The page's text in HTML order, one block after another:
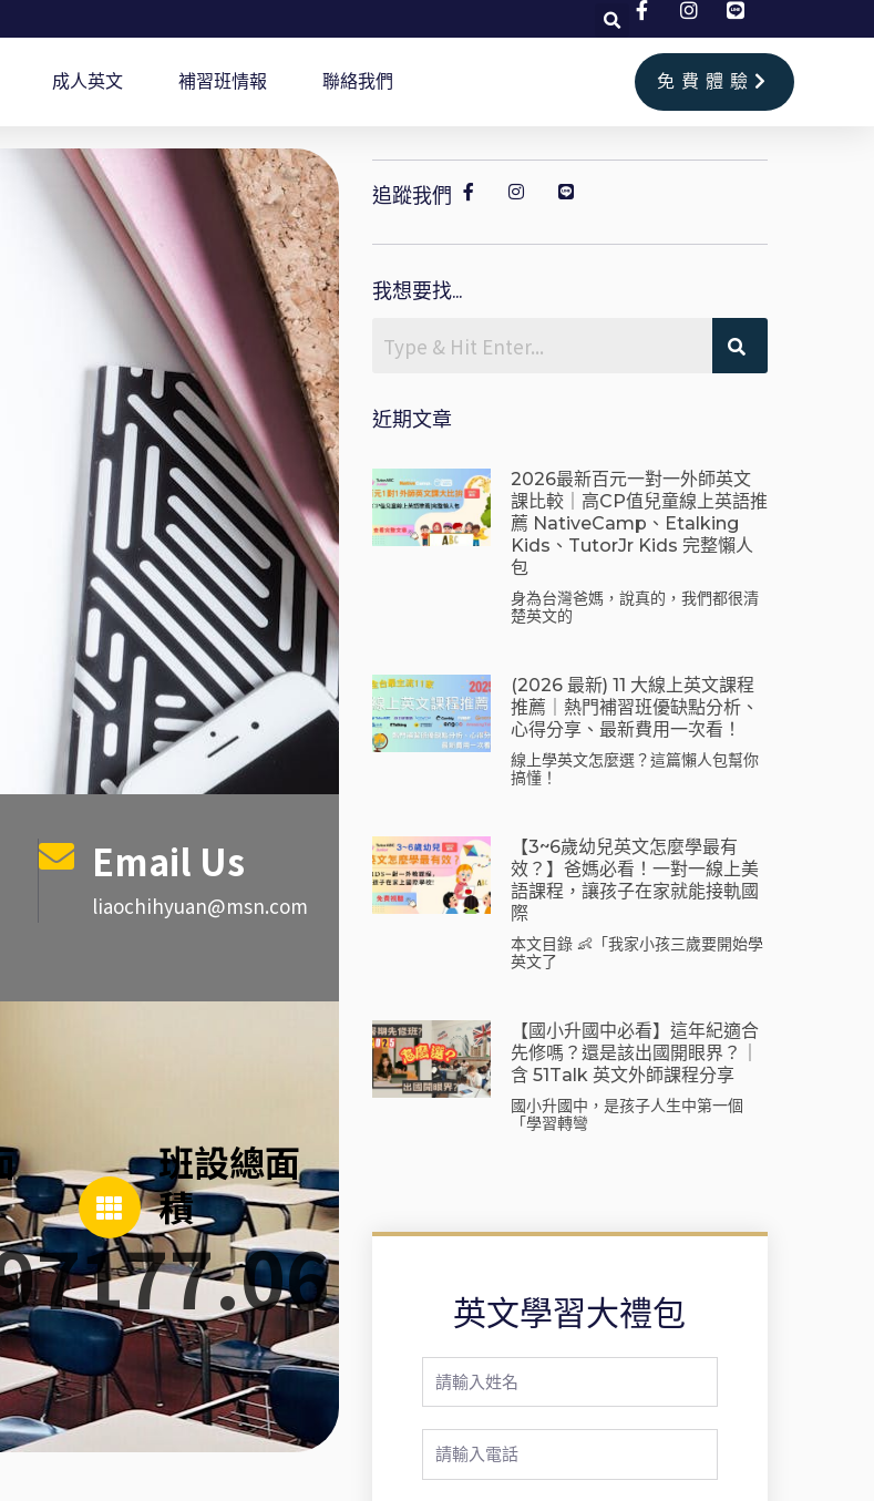
成人英文 補習班情報 聯絡我們 免費體驗
Email Us
liaochihyuan@msn.com
班設總面
積
177.06
追蹤我們
我想要找...
近期文章
2026最新百元一對一外師英文
課比較｜高CP值兒童線上英語推
薦 NativeCamp、Etalking
Kids、tutorJr Kids 完整懶人
包
身為台灣爸媽，說真的，我們都很清
楚英文的
(2026 最新) 11 大線上英文課程
推薦｜熱門補習班優缺點分析、
心得分享、最新費用一次看！
線上學英文怎麼選？這篇懶人包幫你
搞懂！
【3~6歲幼兒英文怎麼學最有
效？】爸媽必看！一對一線上美
語課程，讓孩子在家就能接軌國
際
本文目錄 👶「我家小孩三歲要開始學
英文了
【國小升國中必看】這年紀適合
先修嗎？還是該出國開眼界？｜
含 51Talk 英文外師課程分享
國小升國中，是孩子人生中第一個
「學習轉彎
英文學習大禮包
Full
Name
Phone